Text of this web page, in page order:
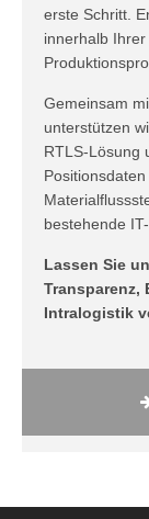
erste Schritt.
innerhalb
Gemeinsam
unterstützen
RTLS-Lösung
bestehende
Lassen Sie
Transparenz,
Intralogistik